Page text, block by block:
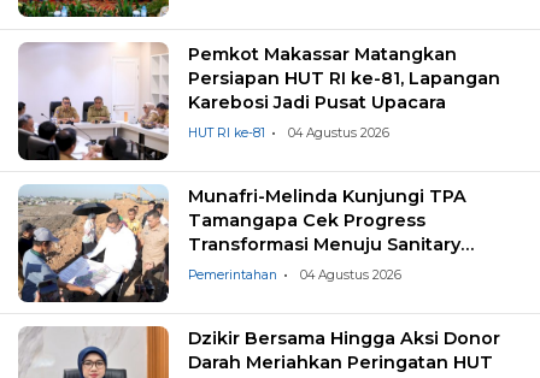
Pemkot Makassar Matangkan
Persiapan HUT RI ke-81, Lapangan
Karebosi Jadi Pusat Upacara
HUT RI ke-81 04 Agustus 2026
Munafri-Melinda Kunjungi TPA
Tamangapa Cek Progress
Transformasi Menuju Sanitary
Landfill
Pemerintahan 04 Agustus 2026
Dzikir Bersama Hingga Aksi Donor
Darah Meriahkan Peringatan HUT